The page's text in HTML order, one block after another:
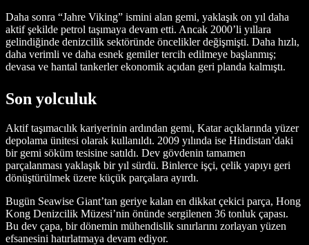
Daha sonra “Jahre Viking” ismini alan gemi, yaklaşık on yıl daha
aktif şekilde petrol taşımaya devam etti. Ancak 2000’li yıllara
gelindiğinde denizcilik sektöründe öncelikler değişmişti. Daha hızlı,
daha verimli ve daha esnek gemiler tercih edilmeye başlanmış;
devasa ve hantal tankerler ekonomik açıdan geri planda kalmıştı.
Son yolculuk
Aktif taşımacılık kariyerinin ardından gemi, Katar açıklarında yüzer
depolama ünitesi olarak kullanıldı. 2009 yılında ise Hindistan’daki
bir gemi söküm tesisine satıldı. Dev gövdenin tamamen
parçalanması yaklaşık bir yıl sürdü. Binlerce işçi, çelik yapıyı geri
dönüştürülmek üzere küçük parçalara ayırdı.
Bugün Seawise Giant’tan geriye kalan en dikkat çekici parça, Hong
Kong Denizcilik Müzesi’nin önünde sergilenen 36 tonluk çapası.
Bu dev çapa, bir dönemin mühendislik sınırlarını zorlayan yüzen
efsanesini hatırlatmaya devam ediyor.